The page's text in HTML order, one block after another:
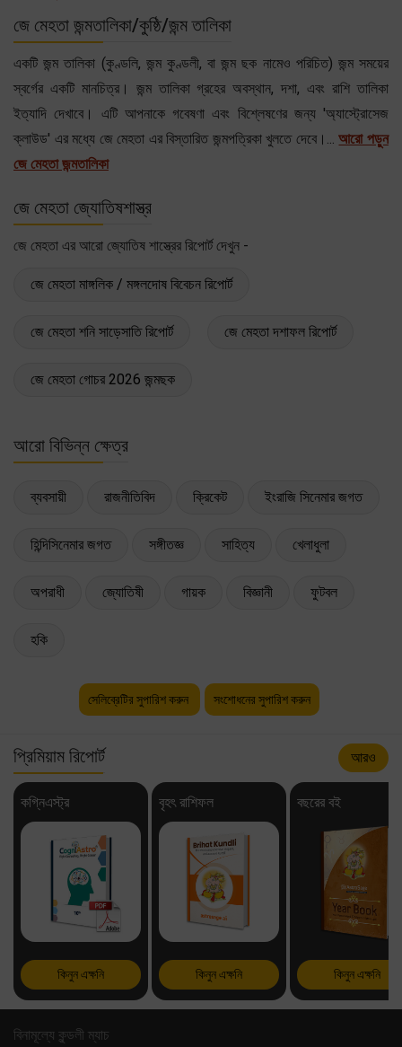
জে মেহতা জন্মতালিকা/কুষ্ঠি/জন্ম তালিকা
একটি জন্ম তালিকা (কুণ্ডলি, জন্ম কুণ্ডলী, বা জন্ম ছক নামেও পরিচিত) জন্ম সময়ের
স্বর্গের একটি মানচিত্র। জন্ম তালিকা গ্রহের অবস্থান, দশা, এবং রাশি তালিকা
ইত্যাদি দেখাবে। এটি আপনাকে গবেষণা এবং বিশ্লেষণের জন্য 'অ্যাস্ট্রোসেজ
ক্লাউড' এর মধ্যে জে মেহতা এর বিস্তারিত জন্মপত্রিকা খুলতে দেবে।...আরো পড়ুন
জে মেহতা জন্মতালিকা
জে মেহতা জ্যোতিষশাস্ত্র
জে মেহতা এর আরো জ্যোতিষ শাস্ত্রের রিপোর্ট দেখুন -
জে মেহতা মাঙ্গলিক / মঙ্গলদোষ বিবেচন রিপোর্ট
জে মেহতা শনি সাড়েসাতি রিপোর্ট জে মেহতা দশাফল রিপোর্ট
জে মেহতা গোচর 2026 জন্মছক
আরো বিভিন্ন ক্ষেত্র
ব্যবসায়ী রাজনীতিবিদ ক্রিকেট ইংরাজি সিনেমার জগত
হিন্দিসিনেমার জগত সঙ্গীতজ্ঞ সাহিত্য খেলাধুলা
অপরাধী জ্যোতিষী গায়ক বিজ্ঞানী ফুটবল
হকি
সেলিব্রেটির সুপারিশ করুন সংশোধনের সুপারিশ করুন
প্রিমিয়াম রিপোর্ট আরও
কগ্নিএস্ট্র
কিনুন এক্ষনি
বৃহৎ রাশিফল
কিনুন এক্ষনি
বছরের বই
কিনুন এক্ষনি
বিনামূল্যে কুন্ডলী ম্যাচ